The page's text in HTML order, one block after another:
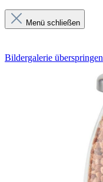
Menü schließen
Bildergalerie überspringen